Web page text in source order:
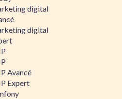
digital
digital
Avancé
Expert